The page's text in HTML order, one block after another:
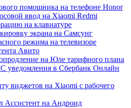
помощника на телефоне Honor
ввод на Xiaomi Redmi
на клавиатуре
экрана на Самсунг
режима на телевизоре
Авито
на Юле тарифного плана
уведомления в Сбербанк Онлайн
виджетов на Xiaomi с рабочего
Ассистент на Андроид